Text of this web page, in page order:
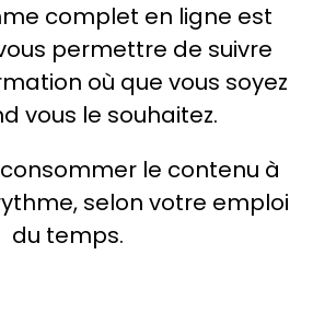
complet en ligne est
permettre de suivre
où que vous soyez
vous le souhaitez.
le contenu à
selon votre emploi
du temps.